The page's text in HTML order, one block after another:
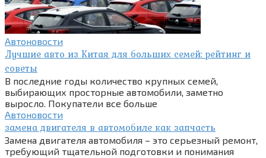
Автоновости
Лучшие авто из Китая для больших семей: рейтинг и
советы
В последние годы количество крупных семей,
выбирающих просторные автомобили, заметно
выросло. Покупатели все больше
Автоновости
замена двигателя в автомобиле как запчасть
Замена двигателя автомобиля – это серьезный ремонт,
требующий тщательной подготовки и понимания